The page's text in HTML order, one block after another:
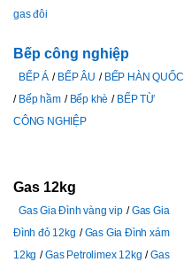
gas đôi
Bếp công nghiệp
BẾP Á BẾP ÂU
BẾP HÀN QUỐC
Bếp hầm
Bếp khè
BẾP TỪ
CÔNG NGHIỆP
Gas 12kg
Gas Gia Đình vàng vip
Gas Gia
Đình đỏ 12kg
Gas Gia Đình xám
12kg
Gas Petrolimex 12kg
Gas